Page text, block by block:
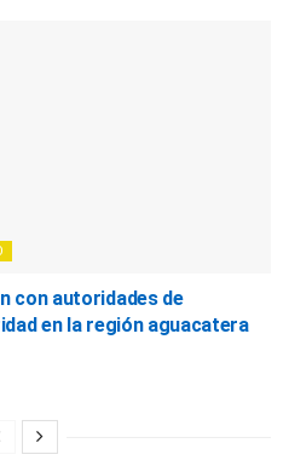
con autoridades de
en la región aguacatera